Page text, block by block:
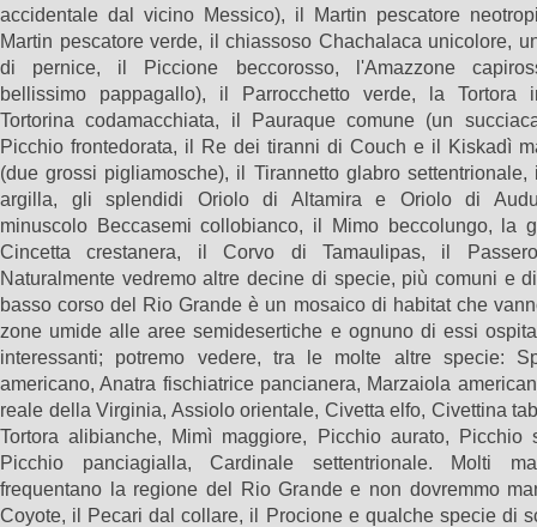
accidentale dal vicino Messico), il Martin pescatore
Martin pescatore verde, il chiassoso Chachalaca unicolore,
di pernice, il Piccione beccorosso, l'Amazzone
bellissimo pappagallo), il Parrocchetto verde, la Tortora
Tortorina codamacchiata, il Pauraque comune (un
Picchio frontedorata, il Re dei tiranni di Couch e il Kiskadì
(due grossi pigliamosche), il Tirannetto glabro settentrionale,
argilla, gli splendidi Oriolo di Altamira e Oriolo di
minuscolo Beccasemi collobianco, il Mimo beccolungo, la
Cincetta crestanera, il Corvo di Tamaulipas, il
Naturalmente vedremo altre decine di specie, più comuni e
basso corso del Rio Grande è un mosaico di habitat che
zone umide alle aree semidesertiche e ognuno di essi
interessanti; potremo vedere, tra le molte altre specie:
americano, Anatra fischiatrice pancianera, Marzaiola
reale della Virginia, Assiolo orientale, Civetta elfo, Civettina
Tortora alibianche, Mimì maggiore, Picchio aurato, Picchio
Picchio panciagialla, Cardinale settentrionale. Molti
frequentano la regione del Rio Grande e non dovremmo
Coyote, il Pecari dal collare, il Procione e qualche specie di